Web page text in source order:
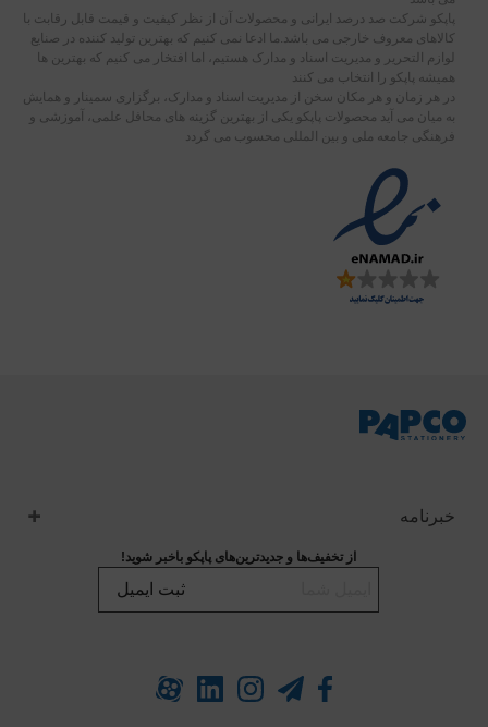
پاپکو شرکت صد درصد ایرانی و محصولات آن از نظر کیفیت و قیمت قابل رقابت با
کالاهای معروف خارجی می باشد.ما ادعا نمی کنیم که بهترین تولید کننده در صنایع
لوازم التحریر و مدیریت اسناد و مدارک هستیم، اما افتخار می کنیم که بهترین ها
همیشه پاپکو را انتخاب می کنند
در هر زمان و هر مکان سخن از مدیریت اسناد و مدارک، برگزاری سمینار و همایش
به میان می آید محصولات پاپکو یکی از بهترین گزینه های محافل علمی، آموزشی و
فرهنگی جامعه ملی و بین المللی محسوب می گردد
خبرنامه
از تخفیف‌ها و جدیدترین‌های پاپکو باخبر شوید!
ثبت ایمیل